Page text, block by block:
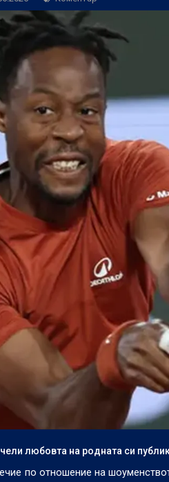
Георги Иванов посети мача от
НА ЖИВО: Дунав - Арда (СЪСТАВИ)
любовта на родната си
по отношение на